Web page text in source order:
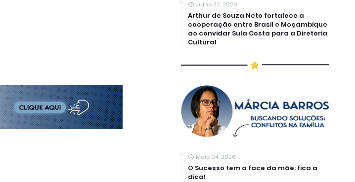
Julho 22, 2026
Arthur de Souza Neto fortalece a
cooperação entre Brasil e Moçambique
ao convidar Sula Costa para a Diretoria
Cultural
Maio 04, 2026
O Sucesso tem a face da mãe: fica a
dica!